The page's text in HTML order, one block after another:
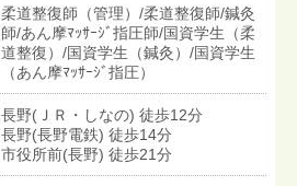
柔道整復師（管理）/柔道整復師/鍼灸
師/あん摩ﾏｯｻｰｼﾞ指圧師/国資学生（柔
道整復）/国資学生（鍼灸）/国資学生
（あん摩ﾏｯｻｰｼﾞ指圧）
長野(ＪＲ・しなの) 徒歩12分
長野(長野電鉄) 徒歩14分
市役所前(長野) 徒歩21分